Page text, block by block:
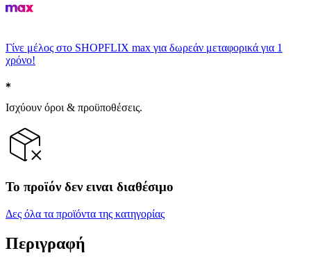
Γίνε μέλος στο SHOPFLIX max για δωρεάν μεταφορικά για 1
χρόνο!
Ισχύουν όροι & προϋποθέσεις.
Το προϊόν δεν ειναι διαθέσιμο
Δες όλα τα προϊόντα της κατηγορίας
Περιγραφή